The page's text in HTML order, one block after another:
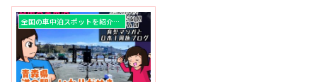
全国の車中泊スポットを紹介！！